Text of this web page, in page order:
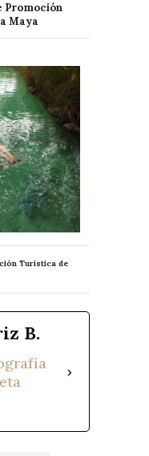
Promoción
Maya
Turística de
B.